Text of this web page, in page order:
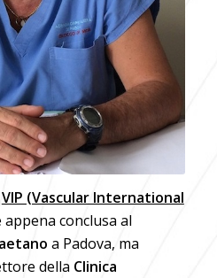
VIP (Vascular International
appena conclusa al
a Padova, ma
della Clinica